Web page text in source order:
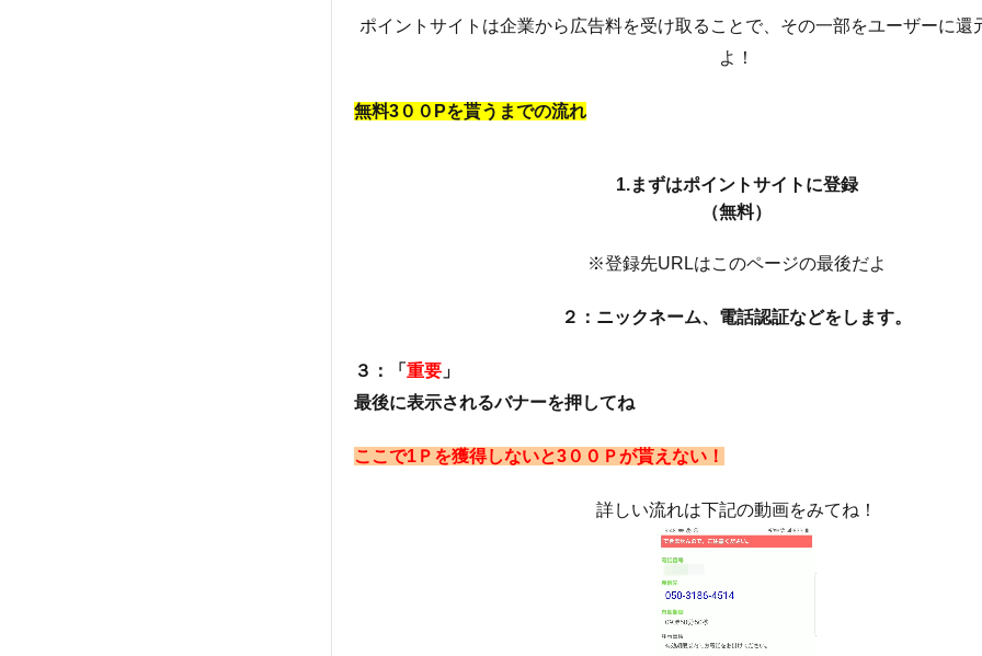
ポイントサイトは企業から広告料を受け取ることで、その一部をユーザーに還
よ！
無料3００Pを貰うまでの流れ
1.まずはポイントサイトに登録
（無料）
※登録先URLはこのページの最後だよ
２：ニックネーム、電話認証などをします。
３：「 重要 」
最後に表示されるバナーを押してね
ここで1Ｐを獲得しないと3００Ｐが貰えない！
詳しい流れは下記の動画をみてね！